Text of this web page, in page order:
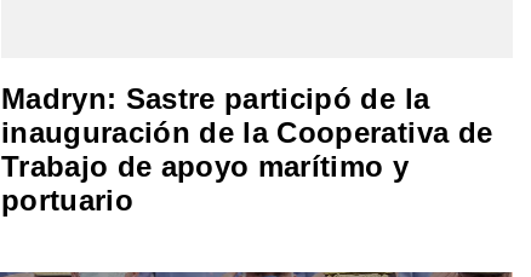
Madryn: Sastre participó de la
inauguración de la Cooperativa de
Trabajo de apoyo marítimo y
portuario